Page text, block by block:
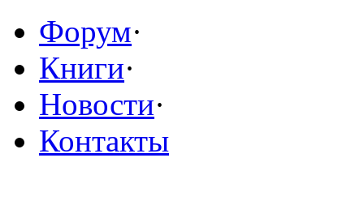
Форум·
Книги·
Новости·
Контакты